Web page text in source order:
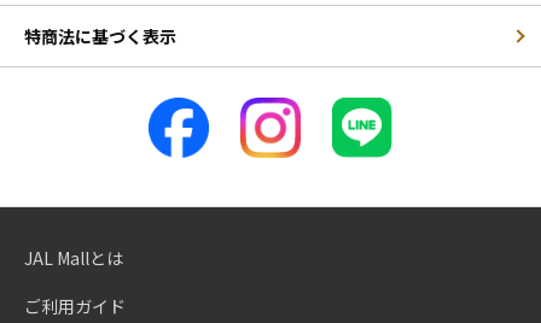
特商法に基づく表示
JAL Mallとは
ご利用ガイド